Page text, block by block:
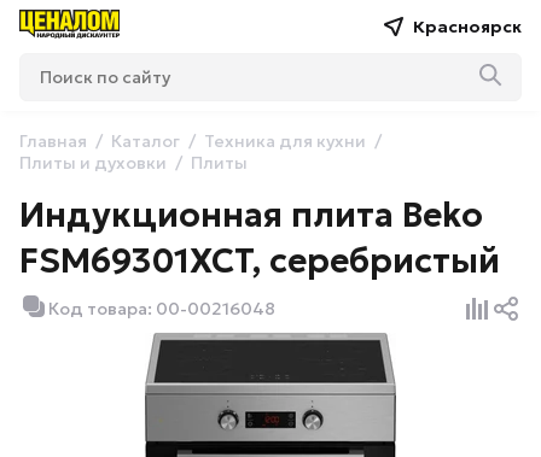
Красноярск
Главная Каталог
Техника для кухни
Плиты и духовки
Плиты
Индукционная плита Beko
FSM69301XCT, серебристый
Код товара: 00-00216048